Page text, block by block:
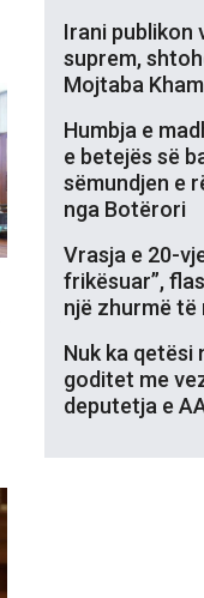
Irani publikon
suprem,
Mojtaba
Humbja e
e betejës së
sëmundjen e
nga Botërori
Vrasja e 20-
frikësuar”,
një zhurmë të
Nuk ka qetësi
goditet me
deputetja e